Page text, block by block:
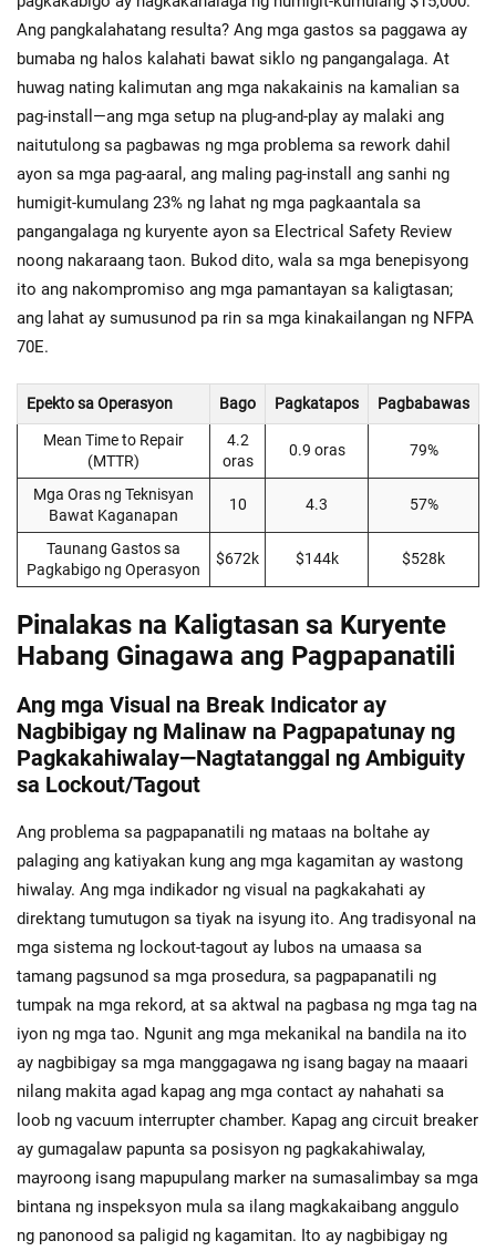
Ang pangkalahatang resulta? Ang mga gastos sa paggawa ay
bumaba ng halos kalahati bawat siklo ng pangangalaga. At
huwag nating kalimutan ang mga nakakainis na kamalian sa
pag-install—ang mga setup na plug-and-play ay malaki ang
naitutulong sa pagbawas ng mga problema sa rework dahil
ayon sa mga pag-aaral, ang maling pag-install ang sanhi ng
humigit-kumulang 23% ng lahat ng mga pagkaantala sa
pangangalaga ng kuryente ayon sa Electrical Safety Review
noong nakaraang taon. Bukod dito, wala sa mga benepisyong
ito ang nakompromiso ang mga pamantayan sa kaligtasan;
ang lahat ay sumusunod pa rin sa mga kinakailangan ng NFPA
70E.
Epekto sa Operasyon Bago Pagkatapos Pagbabawas
Mean Time to Repair
(MTTR)
4.2
oras
0.9 oras 79%
Mga Oras ng Teknisyan
Bawat Kaganapan
10 4.3 57%
Taunang Gastos sa
Pagkabigo ng Operasyon
$672k $144k $528k
Pinalakas na Kaligtasan sa Kuryente
Habang Ginagawa ang Pagpapanatili
Ang mga Visual na Break Indicator ay
Nagbibigay ng Malinaw na Pagpapatunay ng
Pagkakahiwalay—Nagtatanggal ng Ambiguity
sa Lockout/Tagout
Ang problema sa pagpapanatili ng mataas na boltahe ay
palaging ang katiyakan kung ang mga kagamitan ay wastong
hiwalay. Ang mga indikador ng visual na pagkakahati ay
direktang tumutugon sa tiyak na isyung ito. Ang tradisyonal na
mga sistema ng lockout-tagout ay lubos na umaasa sa
tamang pagsunod sa mga prosedura, sa pagpapanatili ng
tumpak na mga rekord, at sa aktwal na pagbasa ng mga tag na
iyon ng mga tao. Ngunit ang mga mekanikal na bandila na ito
ay nagbibigay sa mga manggagawa ng isang bagay na maaari
nilang makita agad kapag ang mga contact ay nahahati sa
loob ng vacuum interrupter chamber. Kapag ang circuit breaker
ay gumagalaw papunta sa posisyon ng pagkakahiwalay,
mayroong isang mapupulang marker na sumasalimbay sa mga
bintana ng inspeksyon mula sa ilang magkakaibang anggulo
ng panonood sa paligid ng kagamitan. Ito ay nagbibigay ng